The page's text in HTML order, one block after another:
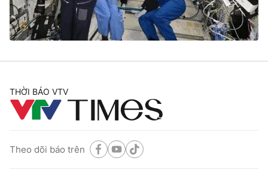
Thế giới đó đây
Câu chuyện quốc tế
Tài chính
Thị trường
Góc doanh nghiệp
Dữ liệu và đời sống
Truyền hình
Phim VTV
Hậu trường
Giải trí
Điện ảnh
Âm nhạc
Du lịch
THỜI BÁO VTV
Theo dõi báo trên